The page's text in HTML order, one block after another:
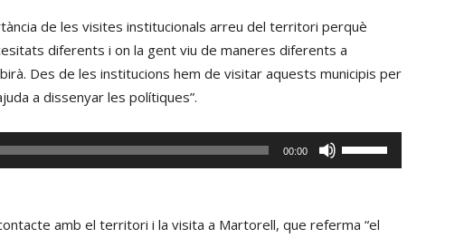
per
el
volum.
de les visites institucionals arreu del territori perquè
diferents i on la gent viu de maneres diferents a
Des de les institucions hem de visitar aquests municipis per
a dissenyar les polítiques”.
00:00
servir
amb el territori i la visita a Martorell, que referma “el